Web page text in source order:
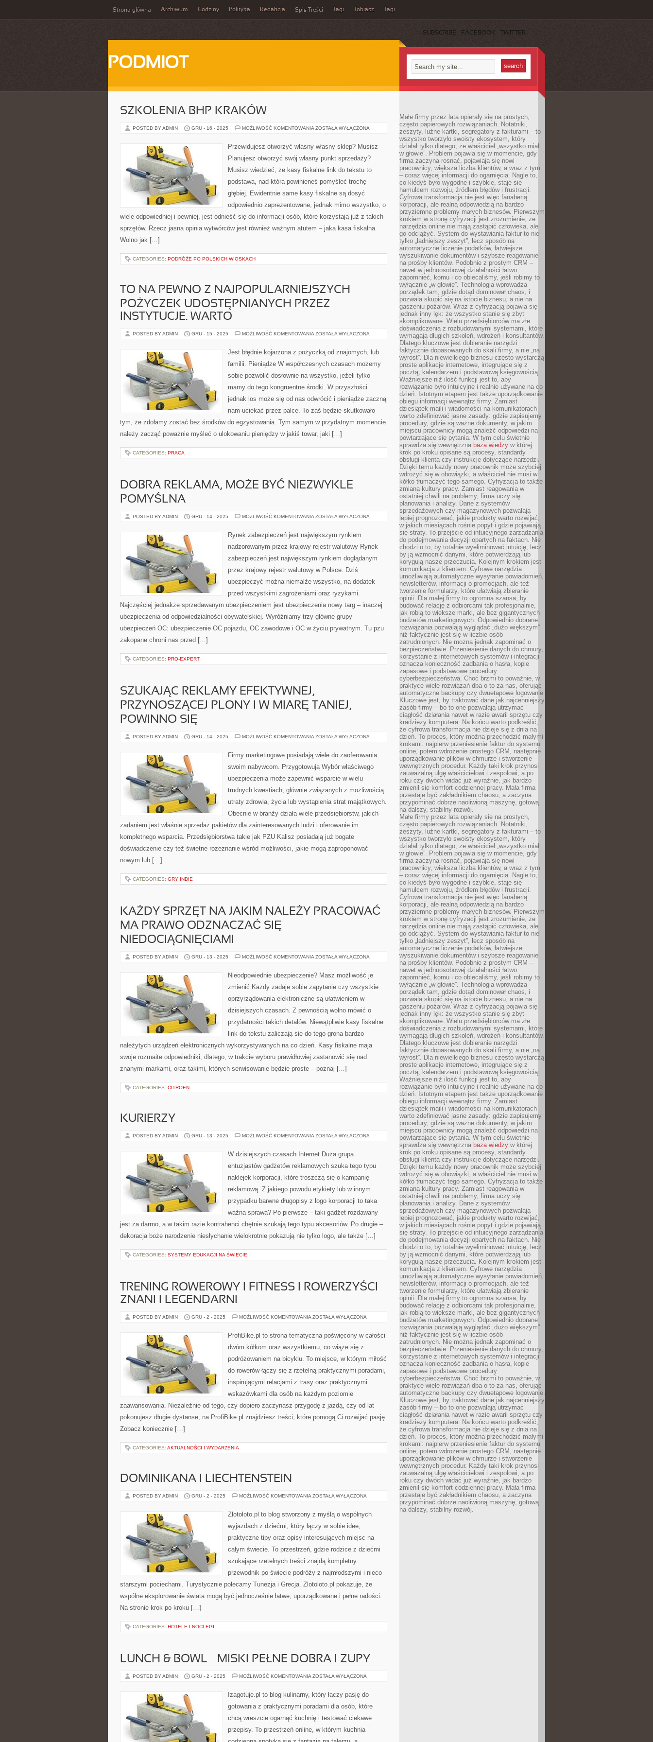
Strona główna Archiwum Godziny Polityka Redakcja Spis Treści Tagi Tobiasz Tagi
SUBSCRIBE FACEBOOK TWITTER
PODMIOT
SZKOLENIA BHP KRAKÓW
POSTED BY ADMIN GRU - 16 - 2025 MOŻLIWOŚĆ KOMENTOWANIA SZKOLENIA
ZOSTAŁA WYŁĄCZONA
Przewidujesz otworzyć własny własny sklep? Musisz
Planujesz otworzyć swój własny punkt sprzedaży?
Musisz wiedzieć, że kasy fiskalne link do tekstu to
podstawa, nad która powinieneś pomyśleć trochę
głębiej. Ewidentnie same kasy fiskalne są dosyć
odpowiednio zaprezentowane, jednak mimo wszystko, o
wiele odpowiedniej i pewniej, jest odnieść się do informacji osób, które korzystają już z takich
sprzętów. Rzecz jasna opinia wytwórców jest również ważnym atutem – jaka kasa fiskalna.
Wolno jak […]
CATEGORIES: PODRÓŻE PO POLSKICH WIOSKACH
TO NA PEWNO Z NAJPOPULARNIEJSZYCH
POŻYCZEK UDOSTĘPNIANYCH PRZEZ
INSTYTUCJE. WARTO
POSTED BY ADMIN GRU - 15 - 2025 MOŻLIWOŚĆ KOMENTOWANIA TO
NAJPOPULARNIEJSZYCH
UDOSTĘPNIANYCH
INSTYTUCJE.
ZOSTAŁA WYŁĄCZONA
Jest błędnie kojarzona z pożyczką od znajomych, lub
familii. Pieniądze W współczesnych czasach możemy
sobie pozwolić dosłownie na wszystko, jeżeli tylko
mamy do tego kongruentne środki. W przyszłości
jednak los może się od nas odwrócić i pieniądze zaczną
nam uciekać przez palce. To zaś będzie skutkowało
tym, że zdołamy zostać bez środków do egzystowania. Tym samym w przydatnym momencie
należy zacząć poważnie myśleć o ulokowaniu pieniędzy w jakiś towar, jaki […]
CATEGORIES: PRACA
DOBRA REKLAMA, MOŻE BYĆ NIEZWYKLE
POMYŚLNA
POSTED BY ADMIN GRU - 14 - 2025 MOŻLIWOŚĆ KOMENTOWANIA DOBRA
BYĆ
NIEZWYKLE
ZOSTAŁA WYŁĄCZONA
Rynek zabezpieczeń jest największym rynkiem
nadzorowanym przez krajowy rejestr walutowy Rynek
zabezpieczeń jest największym rynkiem doglądanym
przez krajowy rejestr walutowy w Polsce. Dziś
ubezpieczyć można niemalże wszystko, na dodatek
przed wszystkimi zagrożeniami oraz ryzykami.
Najczęściej jednakże sprzedawanym ubezpieczeniem jest ubezpieczenia nowy targ – inaczej
ubezpieczenia od odpowiedzialności obywatelskiej. Wyróżniamy trzy główne grupy
ubezpieczeń OC: ubezpieczenie OC pojazdu, OC zawodowe i OC w życiu prywatnym. Tu pzu
zakopane chroni nas przed […]
CATEGORIES: PRO-EXPERT
SZUKAJĄC REKLAMY EFEKTYWNEJ,
PRZYNOSZĄCEJ PLONY I W MIARĘ TANIEJ,
POWINNO SIĘ
POSTED BY ADMIN GRU - 14 - 2025 MOŻLIWOŚĆ KOMENTOWANIA SZUKAJĄC
PRZYNOSZĄCEJ
PLONY
W
TANIEJ,
SIĘ
ZOSTAŁA WYŁĄCZONA
Firmy marketingowe posiadają wiele do zaoferowania
swoim nabywcom. Przygotowują Wybór właściwego
ubezpieczenia może zapewnić wsparcie w wielu
trudnych kwestiach, głównie związanych z możliwością
utraty zdrowia, życia lub wystąpienia strat majątkowych.
Obecnie w branży działa wiele przedsiębiorstw, jakich
zadaniem jest właśnie sprzedaż pakietów dla zainteresowanych ludzi i oferowanie im
kompletnego wsparcia. Przedsiębiorstwa takie jak PZU Kalisz posiadają już bogate
doświadczenie czy też świetne rozeznanie wśród możliwości, jakie mogą zaproponować
nowym lub […]
CATEGORIES: GRY INDIE
KAŻDY SPRZĘT NA JAKIM NALEŻY PRACOWAĆ
MA PRAWO ODZNACZAĆ SIĘ
NIEDOCIĄGNIĘCIAMI
POSTED BY ADMIN GRU - 13 - 2025 MOŻLIWOŚĆ KOMENTOWANIA KAŻDY
JAKIM
NALEŻY
MA
ODZNACZAĆ
NIEDOCIĄGNIĘCIAMI
ZOSTAŁA WYŁĄCZONA
Nieodpowiednie ubezpieczenie? Masz możliwość je
zmienić Każdy zadaje sobie zapytanie czy wszystkie
oprzyrządowania elektroniczne są ułatwieniem w
dzisiejszych czasach. Z pewnością wolno mówić o
przydatności takich detalów. Niewątpliwie kasy fiskalne
link do tekstu zaliczają się do tego grona bardzo
należytych urządzeń elektronicznych wykorzystywanych na co dzień. Kasy fiskalne maja
swoje rozmaite odpowiedniki, dlatego, w trakcie wyboru prawidłowiej zastanowić się nad
znanymi markami, oraz takimi, których serwisowanie będzie proste – poznaj […]
CATEGORIES: CITROEN
KURIERZY
POSTED BY ADMIN GRU - 13 - 2025 MOŻLIWOŚĆ KOMENTOWANIA KURIERZY
ZOSTAŁA WYŁĄCZONA
W dzisiejszych czasach Internet Duża grupa
entuzjastów gadżetów reklamowych szuka tego typu
naklejek korporacji, które troszczą się o kampanię
reklamową. Z jakiego powodu etykiety lub w innym
przypadku barwne długopisy z logo korporacji to taka
ważna sprawa? Po pierwsze – taki gadżet rozdawany
jest za darmo, a w takim razie kontrahenci chętnie szukają tego typu akcesoriów. Po drugie –
dekoracja boże narodzenie niesłychanie wielokrotnie pokazują nie tylko logo, ale także […]
CATEGORIES: SYSTEMY EDUKACJI NA ŚWIECIE
TRENING ROWEROWY I FITNESS I ROWERZYŚCI
ZNANI I LEGENDARNI
POSTED BY ADMIN GRU - 2 - 2025 MOŻLIWOŚĆ KOMENTOWANIA TRENING
FITNESS
I
ZNANI
LEGENDARNI
ZOSTAŁA WYŁĄCZONA
ProfiBike.pl to strona tematyczna poświęcony w całości
dwóm kółkom oraz wszystkiemu, co wiąże się z
podróżowaniem na bicyklu. To miejsce, w którym miłość
do rowerów łączy się z rzetelną praktycznymi poradami,
inspirującymi relacjami z trasy oraz praktycznymi
wskazówkami dla osób na każdym poziomie
zaawansowania. Niezależnie od tego, czy dopiero zaczynasz przygodę z jazdą, czy od lat
pokonujesz długie dystanse, na ProfiBike.pl znajdziesz treści, które pomogą Ci rozwijać pasję.
Zobacz koniecznie […]
CATEGORIES: AKTUALNOŚCI I WYDARZENIA
DOMINIKANA I LIECHTENSTEIN
POSTED BY ADMIN GRU - 2 - 2025 MOŻLIWOŚĆ KOMENTOWANIA DOMINIKANA
ZOSTAŁA WYŁĄCZONA
Zlotoloto.pl to blog stworzony z myślą o wspólnych
wyjazdach z dziećmi, który łączy w sobie idee,
praktyczne tipy oraz opisy interesujących miejsc na
całym świecie. To przestrzeń, gdzie rodzice z dziećmi
szukające rzetelnych treści znajdą kompletny
przewodnik po świecie podróży z najmłodszymi i nieco
starszymi pociechami. Turystycznie polecamy Tunezja i Grecja. Zlotoloto.pl pokazuje, że
wspólne eksplorowanie świata mogą być jednocześnie łatwe, uporządkowane i pełne radości.
Na stronie krok po kroku […]
CATEGORIES: HOTELE I NOCLEGI
LUNCH & BOWL – MISKI PEŁNE DOBRA I ZUPY
POSTED BY ADMIN GRU - 2 - 2025 MOŻLIWOŚĆ KOMENTOWANIA LUNCH
–
MISKI
DOBRA
ZUPY
ZOSTAŁA WYŁĄCZONA
Izagotuje.pl to blog kulinarny, który łączy pasję do
gotowania z praktycznymi poradami dla osób, które
chcą wreszcie ogarnąć kuchnię i testować ciekawe
przepisy. To przestrzeń online, w którym kuchnia
Małe firmy przez lata opierały się na prostych,
często papierowych rozwiązaniach. Notatniki,
zeszyty, luźne kartki, segregatory z fakturami – to
wszystko tworzyło swoisty ekosystem, który
działał tylko dlatego, że właściciel „wszystko miał
w głowie”. Problem pojawia się w momencie, gdy
firma zaczyna rosnąć, pojawiają się nowi
pracownicy, większa liczba klientów, a wraz z tym
– coraz więcej informacji do ogarnięcia. Nagle to,
co kiedyś było wygodne i szybkie, staje się
hamulcem rozwoju, źródłem błędów i frustracji.
Cyfrowa transformacja nie jest więc fanaberią
korporacji, ale realną odpowiedzią na bardzo
przyziemne problemy małych biznesów. Pierwszym
krokiem w stronę cyfryzacji jest zrozumienie, że
narzędzia online nie mają zastąpić człowieka, ale
go odciążyć. System do wystawiania faktur to nie
tylko „ładniejszy zeszyt”, lecz sposób na
automatyczne liczenie podatków, łatwiejsze
wyszukiwanie dokumentów i szybsze reagowanie
na prośby klientów. Podobnie z prostym CRM –
nawet w jednoosobowej działalności łatwo
zapomnieć, komu i co obiecaliśmy, jeśli robimy to
wyłącznie „w głowie”. Technologia wprowadza
porządek tam, gdzie dotąd dominował chaos, i
pozwala skupić się na istocie biznesu, a nie na
gaszeniu pożarów. Wraz z cyfryzacją pojawia się
jednak inny lęk: że wszystko stanie się zbyt
skomplikowane. Wielu przedsiębiorców ma złe
doświadczenia z rozbudowanymi systemami, które
wymagają długich szkoleń, wdrożeń i konsultantów.
Dlatego kluczowe jest dobieranie narzędzi
faktycznie dopasowanych do skali firmy, a nie „na
wyrost”. Dla niewielkiego biznesu często wystarczą
proste aplikacje internetowe, integrujące się z
pocztą, kalendarzem i podstawową księgowością.
Ważniejsze niż ilość funkcji jest to, aby
rozwiązanie było intuicyjne i realnie używane na co
dzień. Istotnym etapem jest także uporządkowanie
obiegu informacji wewnątrz firmy. Zamiast
dziesiątek maili i wiadomości na komunikatorach
warto zdefiniować jasne zasady: gdzie zapisujemy
procedury, gdzie są ważne dokumenty, w jakim
miejscu pracownicy mogą znaleźć odpowiedzi na
powtarzające się pytania. W tym celu świetnie
sprawdza się wewnętrzna baza wiedzy w której
krok po kroku opisane są procesy, standardy
obsługi klienta czy instrukcje dotyczące narzędzi.
Dzięki temu każdy nowy pracownik może szybciej
wdrożyć się w obowiązki, a właściciel nie musi w
kółko tłumaczyć tego samego. Cyfryzacja to także
zmiana kultury pracy. Zamiast reagowania w
ostatniej chwili na problemy, firma uczy się
planowania i analizy. Dane z systemów
sprzedażowych czy magazynowych pozwalają
lepiej prognozować, jakie produkty warto rozwijać,
w jakich miesiącach rośnie popyt i gdzie pojawiają
się straty. To przejście od intuicyjnego zarządzania
do podejmowania decyzji opartych na faktach. Nie
chodzi o to, by totalnie wyeliminować intuicję, lecz
by ją wzmocnić danymi, które potwierdzają lub
korygują nasze przeczucia. Kolejnym krokiem jest
komunikacja z klientem. Cyfrowe narzędzia
umożliwiają automatyczne wysyłanie powiadomień,
newsletterów, informacji o promocjach, ale też
tworzenie formularzy, które ułatwiają zbieranie
opinii. Dla małej firmy to ogromna szansa, by
budować relację z odbiorcami tak profesjonalnie,
jak robią to większe marki, ale bez gigantycznych
budżetów marketingowych. Odpowiednio dobrane
rozwiązania pozwalają wyglądać „dużo większym”
niż faktycznie jest się w liczbie osób
zatrudnionych. Nie można jednak zapominać o
bezpieczeństwie. Przeniesienie danych do chmury,
korzystanie z internetowych systemów i integracji
oznacza konieczność zadbania o hasła, kopie
zapasowe i podstawowe procedury
cyberbezpieczeństwa. Choć brzmi to poważnie, w
praktyce wiele rozwiązań dba o to za nas, oferując
automatyczne backupy czy dwuetapowe logowanie.
Kluczowe jest, by traktować dane jak najcenniejszy
zasób firmy – bo to one pozwalają utrzymać
ciągłość działania nawet w razie awarii sprzętu czy
kradzieży komputera. Na końcu warto podkreślić,
że cyfrowa transformacja nie dzieje się z dnia na
dzień. To proces, który można przechodzić małymi
krokami: najpierw przeniesienie faktur do systemu
online, potem wdrożenie prostego CRM, następnie
uporządkowanie plików w chmurze i stworzenie
wewnętrznych procedur. Każdy taki krok przynosi
zauważalną ulgę właścicielowi i zespołowi, a po
roku czy dwóch widać już wyraźnie, jak bardzo
zmienił się komfort codziennej pracy. Mała firma
przestaje być zakładnikiem chaosu, a zaczyna
przypominać dobrze naoliwioną maszynę, gotową
na dalszy, stabilny rozwój.
Małe firmy przez lata opierały się na prostych,
często papierowych rozwiązaniach. Notatniki,
zeszyty, luźne kartki, segregatory z fakturami – to
wszystko tworzyło swoisty ekosystem, który
działał tylko dlatego, że właściciel „wszystko miał
w głowie”. Problem pojawia się w momencie, gdy
firma zaczyna rosnąć, pojawiają się nowi
pracownicy, większa liczba klientów, a wraz z tym
– coraz więcej informacji do ogarnięcia. Nagle to,
co kiedyś było wygodne i szybkie, staje się
hamulcem rozwoju, źródłem błędów i frustracji.
Cyfrowa transformacja nie jest więc fanaberią
korporacji, ale realną odpowiedzią na bardzo
przyziemne problemy małych biznesów. Pierwszym
krokiem w stronę cyfryzacji jest zrozumienie, że
narzędzia online nie mają zastąpić człowieka, ale
go odciążyć. System do wystawiania faktur to nie
tylko „ładniejszy zeszyt”, lecz sposób na
automatyczne liczenie podatków, łatwiejsze
wyszukiwanie dokumentów i szybsze reagowanie
na prośby klientów. Podobnie z prostym CRM –
nawet w jednoosobowej działalności łatwo
zapomnieć, komu i co obiecaliśmy, jeśli robimy to
wyłącznie „w głowie”. Technologia wprowadza
porządek tam, gdzie dotąd dominował chaos, i
pozwala skupić się na istocie biznesu, a nie na
gaszeniu pożarów. Wraz z cyfryzacją pojawia się
jednak inny lęk: że wszystko stanie się zbyt
skomplikowane. Wielu przedsiębiorców ma złe
doświadczenia z rozbudowanymi systemami, które
wymagają długich szkoleń, wdrożeń i konsultantów.
Dlatego kluczowe jest dobieranie narzędzi
faktycznie dopasowanych do skali firmy, a nie „na
wyrost”. Dla niewielkiego biznesu często wystarczą
proste aplikacje internetowe, integrujące się z
pocztą, kalendarzem i podstawową księgowością.
Ważniejsze niż ilość funkcji jest to, aby
rozwiązanie było intuicyjne i realnie używane na co
dzień. Istotnym etapem jest także uporządkowanie
obiegu informacji wewnątrz firmy. Zamiast
dziesiątek maili i wiadomości na komunikatorach
warto zdefiniować jasne zasady: gdzie zapisujemy
procedury, gdzie są ważne dokumenty, w jakim
miejscu pracownicy mogą znaleźć odpowiedzi na
powtarzające się pytania. W tym celu świetnie
sprawdza się wewnętrzna baza wiedzy w której
krok po kroku opisane są procesy, standardy
obsługi klienta czy instrukcje dotyczące narzędzi.
Dzięki temu każdy nowy pracownik może szybciej
wdrożyć się w obowiązki, a właściciel nie musi w
kółko tłumaczyć tego samego. Cyfryzacja to także
zmiana kultury pracy. Zamiast reagowania w
ostatniej chwili na problemy, firma uczy się
planowania i analizy. Dane z systemów
sprzedażowych czy magazynowych pozwalają
lepiej prognozować, jakie produkty warto rozwijać,
w jakich miesiącach rośnie popyt i gdzie pojawiają
się straty. To przejście od intuicyjnego zarządzania
do podejmowania decyzji opartych na faktach. Nie
chodzi o to, by totalnie wyeliminować intuicję, lecz
by ją wzmocnić danymi, które potwierdzają lub
korygują nasze przeczucia. Kolejnym krokiem jest
komunikacja z klientem. Cyfrowe narzędzia
umożliwiają automatyczne wysyłanie powiadomień,
newsletterów, informacji o promocjach, ale też
tworzenie formularzy, które ułatwiają zbieranie
opinii. Dla małej firmy to ogromna szansa, by
budować relację z odbiorcami tak profesjonalnie,
jak robią to większe marki, ale bez gigantycznych
budżetów marketingowych. Odpowiednio dobrane
rozwiązania pozwalają wyglądać „dużo większym”
niż faktycznie jest się w liczbie osób
zatrudnionych. Nie można jednak zapominać o
bezpieczeństwie. Przeniesienie danych do chmury,
korzystanie z internetowych systemów i integracji
oznacza konieczność zadbania o hasła, kopie
zapasowe i podstawowe procedury
cyberbezpieczeństwa. Choć brzmi to poważnie, w
praktyce wiele rozwiązań dba o to za nas, oferując
automatyczne backupy czy dwuetapowe logowanie.
Kluczowe jest, by traktować dane jak najcenniejszy
zasób firmy – bo to one pozwalają utrzymać
ciągłość działania nawet w razie awarii sprzętu czy
kradzieży komputera. Na końcu warto podkreślić,
że cyfrowa transformacja nie dzieje się z dnia na
dzień. To proces, który można przechodzić małymi
krokami: najpierw przeniesienie faktur do systemu
online, potem wdrożenie prostego CRM, następnie
uporządkowanie plików w chmurze i stworzenie
wewnętrznych procedur. Każdy taki krok przynosi
zauważalną ulgę właścicielowi i zespołowi, a po
roku czy dwóch widać już wyraźnie, jak bardzo
zmienił się komfort codziennej pracy. Mała firma
przestaje być zakładnikiem chaosu, a zaczyna
przypominać dobrze naoliwioną maszynę, gotową
na dalszy, stabilny rozwój.